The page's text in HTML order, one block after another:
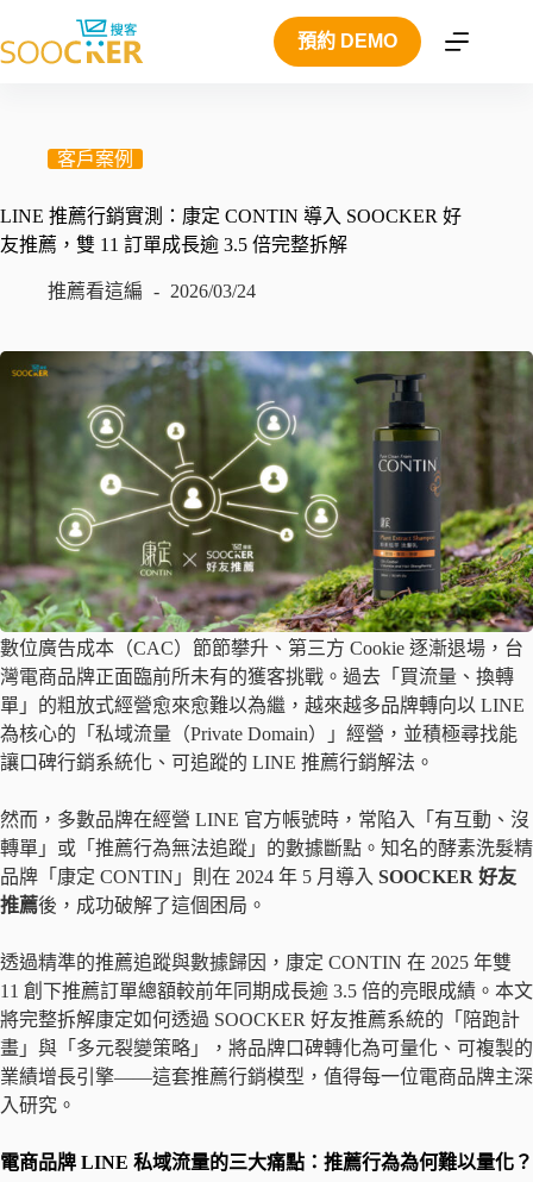
至
預約 DEMO
客戶案例
LINE 推薦行銷實測：康定 CONTIN 導入 SOOCKER 好
友推薦，雙 11 訂單成長逾 3.5 倍完整拆解
推薦看這編 2026/03/24
數位廣告成本（CAC）節節攀升、第三方 Cookie 逐漸退場，台
灣電商品牌正面臨前所未有的獲客挑戰。過去「買流量、換轉
單」的粗放式經營愈來愈難以為繼，越來越多品牌轉向以 LINE
為核心的「私域流量（Private Domain）」經營，並積極尋找能
讓口碑行銷系統化、可追蹤的 LINE 推薦行銷解法。
然而，多數品牌在經營 LINE 官方帳號時，常陷入「有互動、沒
轉單」或「推薦行為無法追蹤」的數據斷點。知名的酵素洗髮精
品牌「康定 CONTIN」則在 2024 年 5 月導入 SOOCKER 好友
推薦後，成功破解了這個困局。
透過精準的推薦追蹤與數據歸因，康定 CONTIN 在 2025 年雙
11 創下推薦訂單總額較前年同期成長逾 3.5 倍的亮眼成績。本文
將完整拆解康定如何透過 SOOCKER 好友推薦系統的「陪跑計
畫」與「多元裂變策略」，將品牌口碑轉化為可量化、可複製的
業績增長引擎——這套推薦行銷模型，值得每一位電商品牌主深
入研究。
電商品牌 LINE 私域流量的三大痛點：推薦行為為何難以量化？